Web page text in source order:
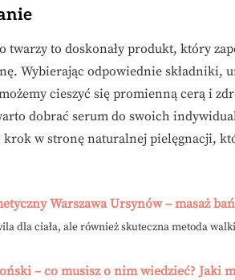
twarzy to doskonały produkt, który
Wybierając odpowiednie składniki,
cieszyć się promienną cerą i
dobrać serum do swoich
krok w stronę naturalnej pielęgnacji,
Warszawa Ursynów – masaż
dla ciała, ale również skuteczna metoda
– co musisz o nim wiedzieć? Jaki